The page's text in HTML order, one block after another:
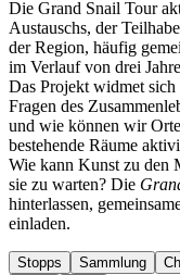
Die Grand Snail Tour
Austauschs, der
der Region, häufig
im Verlauf von drei
Das Projekt widmet
Fragen des
und wie können wir
bestehende Räume
Wie kann Kunst zu den
sie zu warten? Die
hinterlassen,
einladen.
Stopps Sammlung